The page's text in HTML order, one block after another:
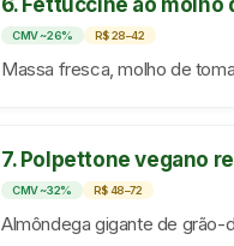
6. Fettuccine ao molho
CMV ~26% R$ 28–42
Massa fresca, molho de
7. Polpettone vegano
CMV ~32% R$ 48–72
Almôndega gigante de grão-